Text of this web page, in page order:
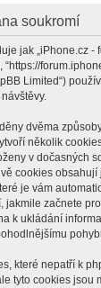
soukromí
jak „iPhone.cz -
“https://
Limited“)
dvěma
několik
v dočasných
cookies
je vám
jakmile začnete
k ukládání
které nepatří k
tyto cookies jsou